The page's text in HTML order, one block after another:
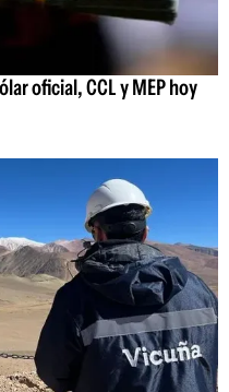
oficial, CCL y MEP hoy